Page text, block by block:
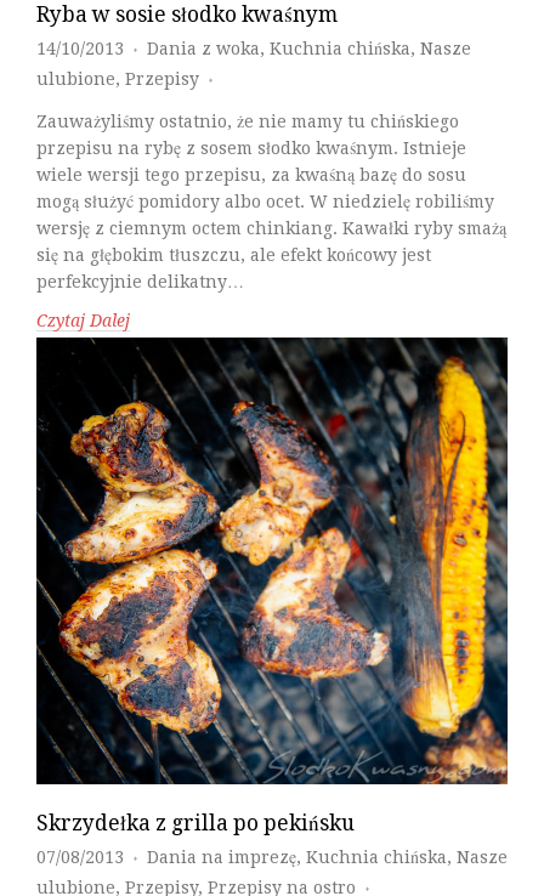
Ryba w sosie słodko kwaśnym
14/10/2013 ♦ Dania z woka, Kuchnia chińska, Nasze
ulubione, Przepisy ♦
Zauważyliśmy ostatnio, że nie mamy tu chińskiego
przepisu na rybę z sosem słodko kwaśnym. Istnieje
wiele wersji tego przepisu, za kwaśną bazę do sosu
mogą służyć pomidory albo ocet. W niedzielę robiliśmy
wersję z ciemnym octem chinkiang. Kawałki ryby smażą
się na głębokim tłuszczu, ale efekt końcowy jest
perfekcyjnie delikatny…
Czytaj Dalej
Skrzydełka z grilla po pekińsku
07/08/2013 ♦ Dania na imprezę, Kuchnia chińska, Nasze
ulubione, Przepisy, Przepisy na ostro ♦